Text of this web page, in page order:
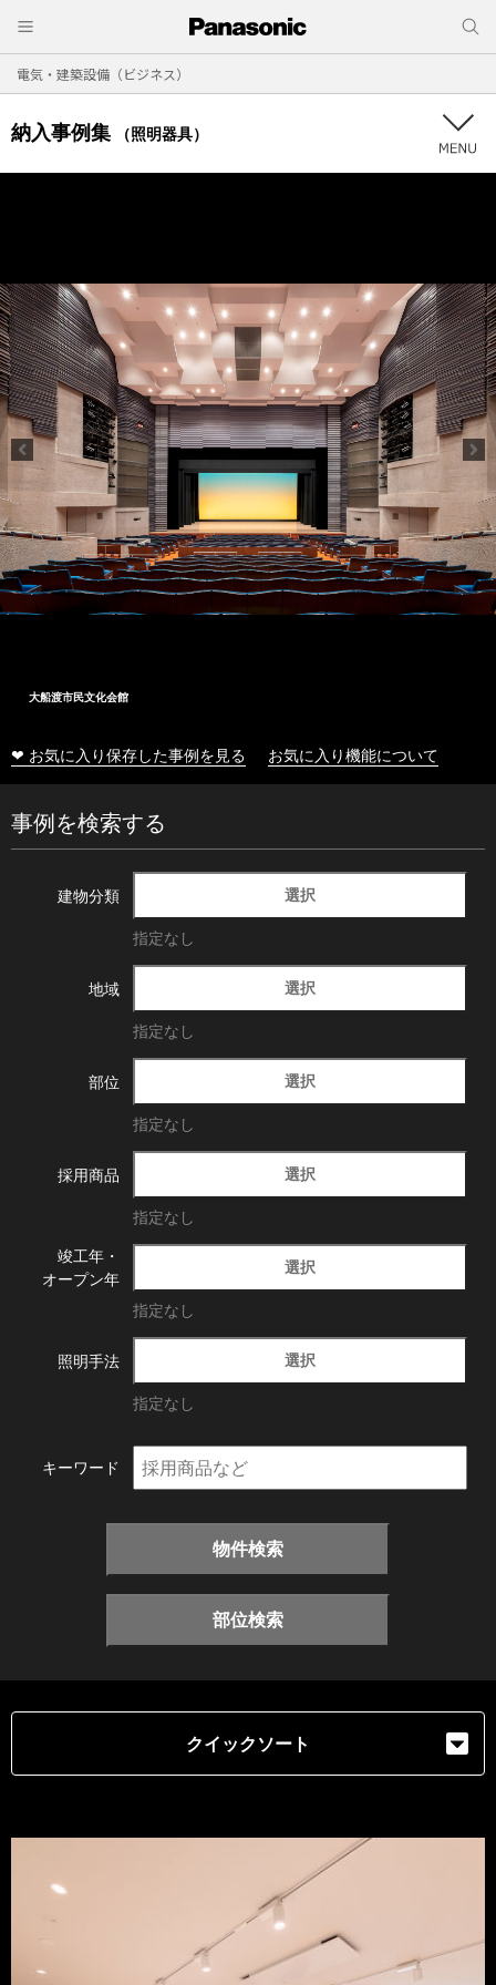
電気・建築設備（ビジネス）
納入事例集 （照明器具）
大船渡市民文化会館
❤ お気に入り保存した事例を見る お気に入り機能について
事例を検索する
建物分類 選択
指定なし
地域 選択
指定なし
部位 選択
指定なし
採用商品 選択
指定なし
竣工年・
オープン年
選択
指定なし
照明手法 選択
指定なし
キーワード
物件検索
部位検索
クイックソート